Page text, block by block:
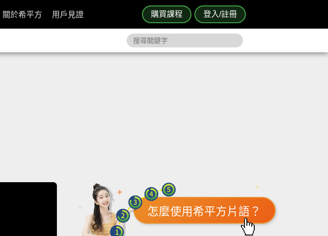
購買課程 登入/註冊
關於希平方 用戶見證
怎麼使用希平方片語？